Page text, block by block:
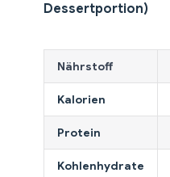
Dessertportion)
Nährstoff
Kalorien
Protein
Kohlenhydrate